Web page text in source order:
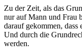
Zu der Zeit, als das
nur auf Mann und Frau
darauf gekommen, dass
Und durch die
werden.